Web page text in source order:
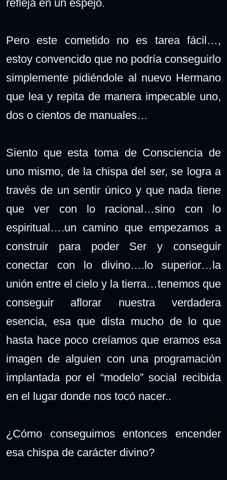
refleja en un espejo.
Pero este cometido no es tarea fácil…,
estoy convencido que no podría conseguirlo
simplemente pidiéndole al nuevo Hermano
que lea y repita de manera impecable uno,
dos o cientos de manuales…
Siento que esta toma de Consciencia de
uno mismo, de la chispa del ser, se logra a
través de un sentir único y que nada tiene
que ver con lo racional…sino con lo
espiritual….un camino que empezamos a
construir para poder Ser y conseguir
conectar con lo divino….lo superior…la
unión entre el cielo y la tierra…tenemos que
conseguir aflorar nuestra verdadera
esencia, esa que dista mucho de lo que
hasta hace poco creíamos que eramos esa
imagen de alguien con una programación
implantada por el “modelo” social recibida
en el lugar donde nos tocó nacer..
¿Cómo conseguimos entonces encender
esa chispa de carácter divino?